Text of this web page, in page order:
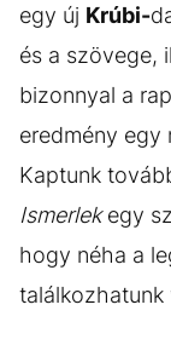
egy új Krúbi-
és a szövege,
bizonnyal a
eredmény egy
Kaptunk
Ismerlekegy
hogy néha a
találkozhatunk